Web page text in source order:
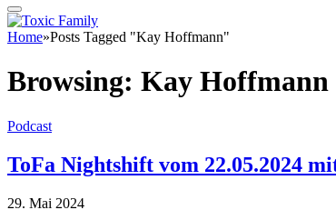
Home»Posts Tagged "Kay Hoffmann"
Browsing: Kay Hoffmann
Podcast
ToFa Nightshift vom 22.05.2024
29. Mai 2024